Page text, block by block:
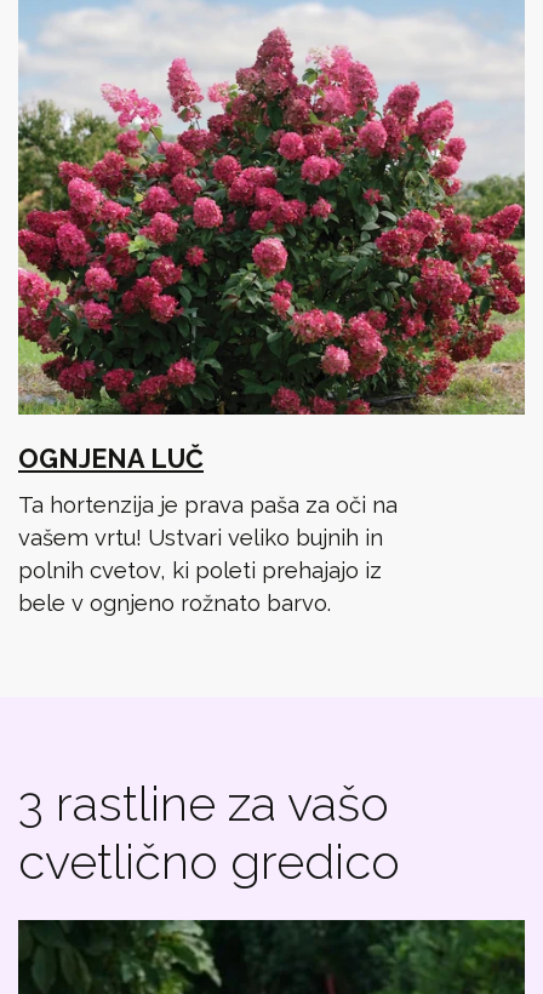
OGNJENA LUČ
Ta hortenzija je prava paša za oči na
vašem vrtu! Ustvari veliko bujnih in
polnih cvetov, ki poleti prehajajo iz
bele v ognjeno rožnato barvo.
3 rastline za vašo
cvetlično gredico